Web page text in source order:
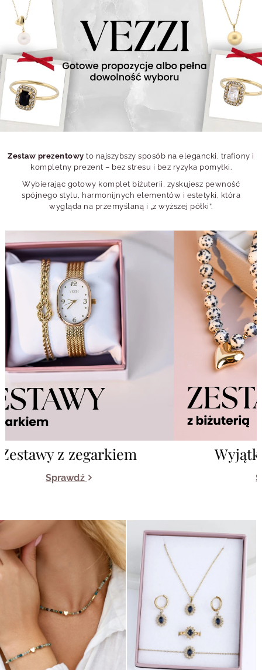
Zestaw prezentowy to najszybszy sposób na elegancki, trafiony i
kompletny prezent – bez stresu i bez ryzyka pomyłki.
Wybierając gotowy komplet biżuterii, zyskujesz pewność
spójnego stylu, harmonijnych elementów i estetyki, która
wygląda na przemyślaną i „z wyższej półki”.
Zestawy z zegarkiem
Sprawdź